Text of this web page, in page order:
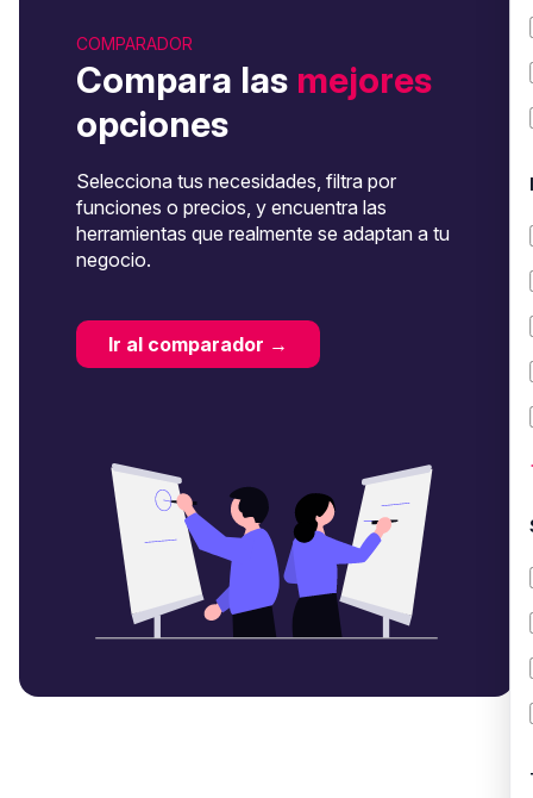
COMPARADOR
Compara las mejores
opciones
Selecciona tus necesidades, filtra por
funciones o precios, y encuentra las
herramientas que realmente se adaptan a tu
negocio.
Ir al comparador →